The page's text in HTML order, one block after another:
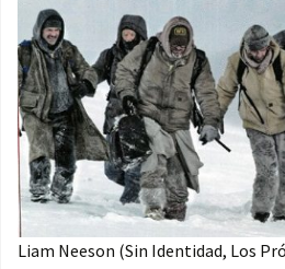
Liam Neeson (Sin Identidad, Los